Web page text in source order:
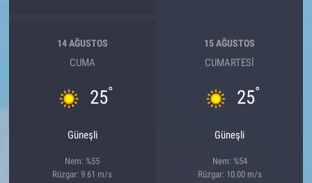
14 AĞUSTOS
CUMA
25°
Güneşli
Nem: %55
Rüzgar: 9.61 m/s
15 AĞUSTOS
CUMARTESI
25°
Güneşli
Nem: %54
Rüzgar: 10.00 m/s